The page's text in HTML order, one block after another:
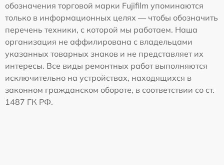
обозначения торговой марки Fujifilm упоминаются
только в информационных целях — чтобы обозначить
перечень техники, с которой мы работаем. Наша
организация не аффилирована с владельцами
указанных товарных знаков и не представляет их
интересы. Все виды ремонтных работ выполняются
исключительно на устройствах, находящихся в
законном гражданском обороте, в соответствии со ст.
1487 ГК РФ.